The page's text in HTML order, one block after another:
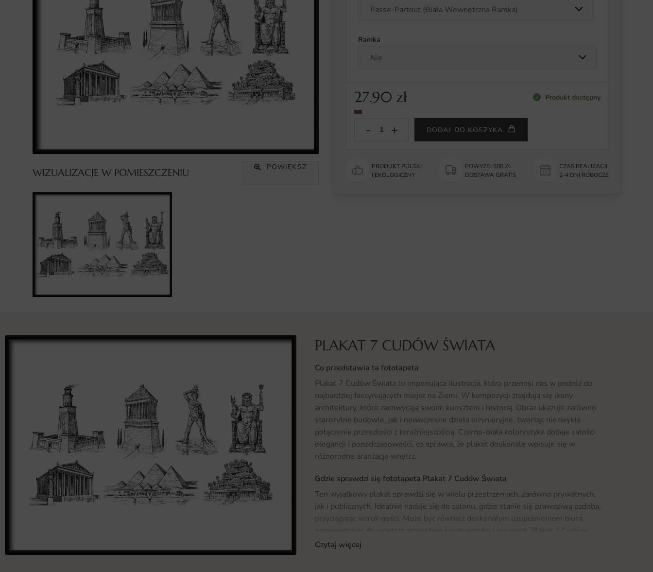
WIZUALIZACJE W POMIESZCZENIU POWIĘKSZ
Ramka
27.90 zł Produkt dostępny
DODAJ DO KOSZYKA
PRODUKT POLSKI
I EKOLOGICZNY
POWYŻEJ 500 ZŁ
DOSTAWA GRATIS
CZAS REALIZACJI
2-4 DNI ROBOCZE
PLAKAT 7 CUDÓW ŚWIATA
Co przedstawia ta fototapeta
Plakat 7 Cudów Świata to imponująca ilustracja, która przenosi nas w podróż do
najbardziej fascynujących miejsc na Ziemi. W kompozycji znajdują się ikony
architektury, które zachwycają swoim kunsztem i historią. Obraz ukazuje zarówno
starożytne budowle, jak i nowoczesne dzieła inżynieryjne, tworząc niezwykłe
połączenie przeszłości z teraźniejszością. Czarno-biała kolorystyka dodaje całości
elegancji i ponadczasowości, co sprawia, że plakat doskonale wpisuje się w
różnorodne aranżacje wnętrz.
Gdzie sprawdzi się fototapeta Plakat 7 Cudów Świata
Ten wyjątkowy plakat sprawdzi się w wielu przestrzeniach, zarówno prywatnych,
jak i publicznych. Idealnie nadaje się do salonu, gdzie stanie się prawdziwą ozdobą,
przyciągając wzrok gości. Może być również doskonałym uzupełnieniem biura,
Świata świetnie odnajdzie się również w kawiarniach czy restauracjach, gdzie
Czytaj więcej